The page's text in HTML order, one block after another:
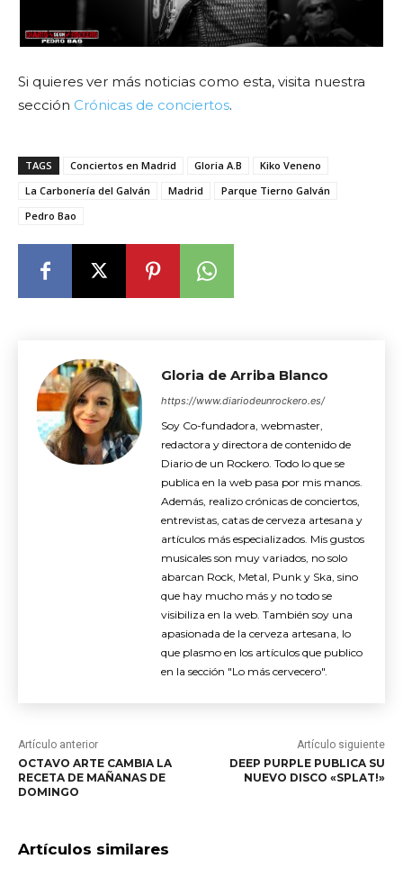
Si quieres ver más noticias como esta, visita nuestra
sección Crónicas de conciertos.
TAGS Conciertos en Madrid Gloria A.B
Kiko Veneno
La Carbonería del Galván
Madrid
Parque Tierno Galván
Pedro Bao
Gloria de Arriba Blanco
https://www.diariodeunrockero.es/
Soy Co-fundadora, webmaster,
redactora y directora de contenido de
Diario de un Rockero. Todo lo que se
publica en la web pasa por mis manos.
Además, realizo crónicas de conciertos,
entrevistas, catas de cerveza artesana y
artículos más especializados. Mis gustos
musicales son muy variados, no solo
abarcan Rock, Metal, Punk y Ska, sino
que hay mucho más y no todo se
visibiliza en la web. También soy una
apasionada de la cerveza artesana, lo
que plasmo en los artículos que publico
en la sección "Lo más cervecero".
Artículo anterior
OCTAVO ARTE CAMBIA LA
RECETA DE MAÑANAS DE
DOMINGO
Artículo siguiente
DEEP PURPLE PUBLICA SU
NUEVO DISCO «SPLAT!»
Artículos similares